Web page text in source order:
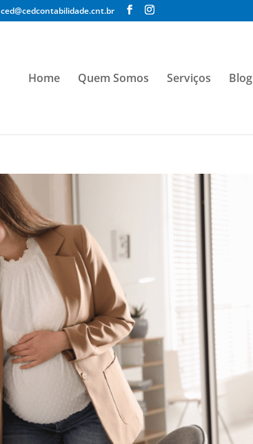
ced@cedcontabilidade.cnt.br
Home Quem Somos Serviços Blog